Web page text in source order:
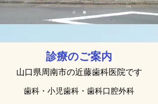
診療のご案内
山口県周南市の近藤歯科医院です
歯科・小児歯科・歯科口腔外科